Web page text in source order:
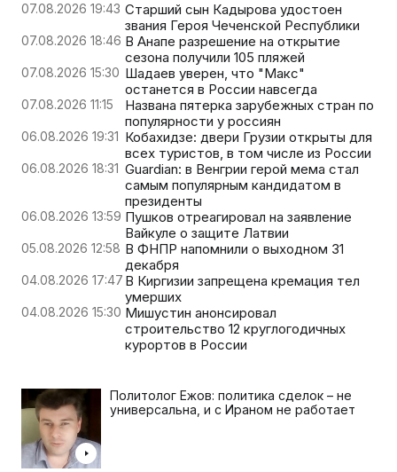
07.08.2026 19:43 Старший сын Кадырова удостоен
звания Героя Чеченской Республики
07.08.2026 18:46 В Анапе разрешение на открытие
сезона получили 105 пляжей
07.08.2026 15:30 Шадаев уверен, что "Макс"
останется в России навсегда
07.08.2026 11:15
Названа пятерка зарубежных стран по
популярности у россиян
06.08.2026 19:31 Кобахидзе: двери Грузии открыты для
всех туристов, в том числе из России
06.08.2026 18:31 Guardian: в Венгрии герой мема стал
самым популярным кандидатом в
президенты
06.08.2026 13:59 Пушков отреагировал на заявление
Вайкуле о защите Латвии
05.08.2026 12:58 В ФНПР напомнили о выходном 31
декабря
04.08.2026 17:47 В Киргизии запрещена кремация тел
умерших
04.08.2026 15:30 Мишустин анонсировал
строительство 12 круглогодичных
курортов в России
Политолог Ежов: политика сделок – не
универсальна, и с Ираном не работает